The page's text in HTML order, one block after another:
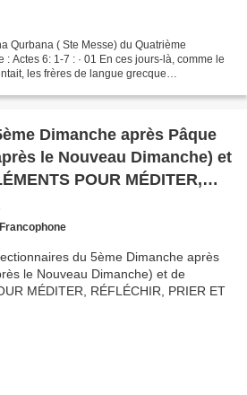
Qurbana ( Ste Messe) du Quatrième
: Actes 6: 1-7 : · 01 En ces jours-là, comme le
les frères de langue grecque
Dimanche après Pâque
le Nouveau Dimanche) et
POUR MÉDITER,
ET MIEUX AGIR: